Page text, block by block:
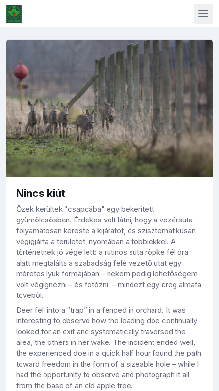
Nincs kiút
Őzek kerültek "csapdába" egy bekerített
gyümölcsösben. Érdekes volt látni, hogy a vezérsuta
folyamatosan kereste a kijáratot, és szisztematikusan
végigjárta a területet, nyomában a többiekkel. A
történetnek jó vége lett: a rutinos suta röpke fél óra
alatt megtalálta a szabadság felé vezető utat egy
méretes lyuk formájában – nekem pedig lehetőségem
volt végignézni – és fotózni! – mindezt egy öreg almafa
tövéből.
Deer fell into a “trap” in a fenced in orchard. It was
interesting to observe how the leading doe continually
looked for an exit and systematically traversed the
area, the others in her wake. The incident ended well,
the experienced doe in a quick half hour found the path
toward freedom in the form of a sizeable hole – while I
had the opportunity to observe and photograph it all
from the base of an old apple tree.